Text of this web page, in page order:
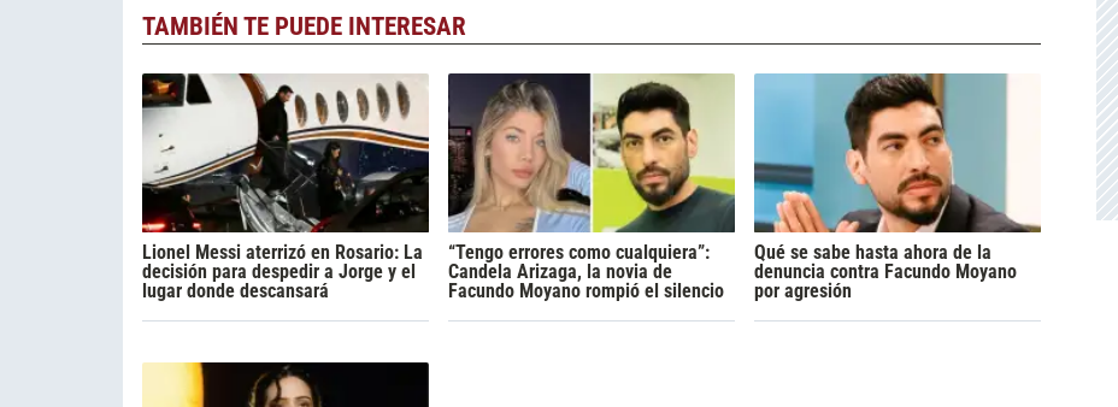
TAMBIÉN TE PUEDE INTERESAR
Lionel Messi aterrizó en Rosario: La
decisión para despedir a Jorge y el
lugar donde descansará
“Tengo errores como cualquiera”:
Candela Arizaga, la novia de
Facundo Moyano rompió el silencio
Qué se sabe hasta ahora de la
denuncia contra Facundo Moyano
por agresión